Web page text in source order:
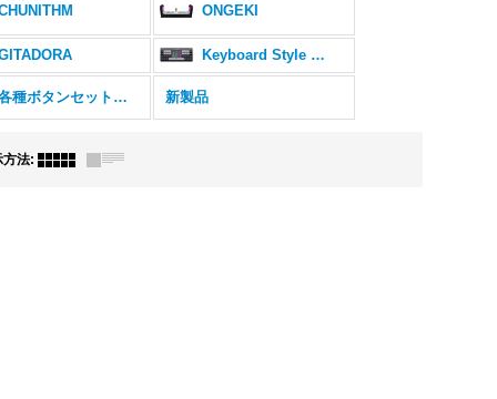
ONGEKI
Keyboard Style Game
各種ボタンセット販売 新製品
方法: